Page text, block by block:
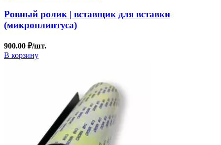
Ровный ролик | вставщик для вставки
(микроплинтуса)
900.00 ₽/шт.
В корзину